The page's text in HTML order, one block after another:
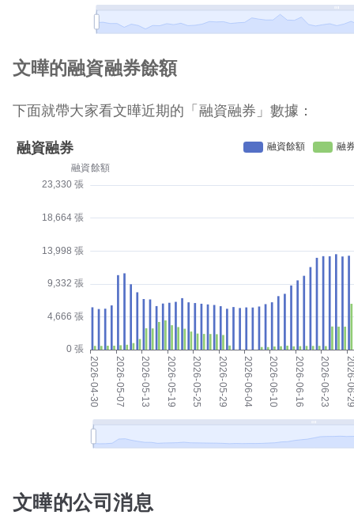
文曄的融資融券餘額
下面就帶大家看文曄近期的「融資融券」數據：
文曄的公司消息